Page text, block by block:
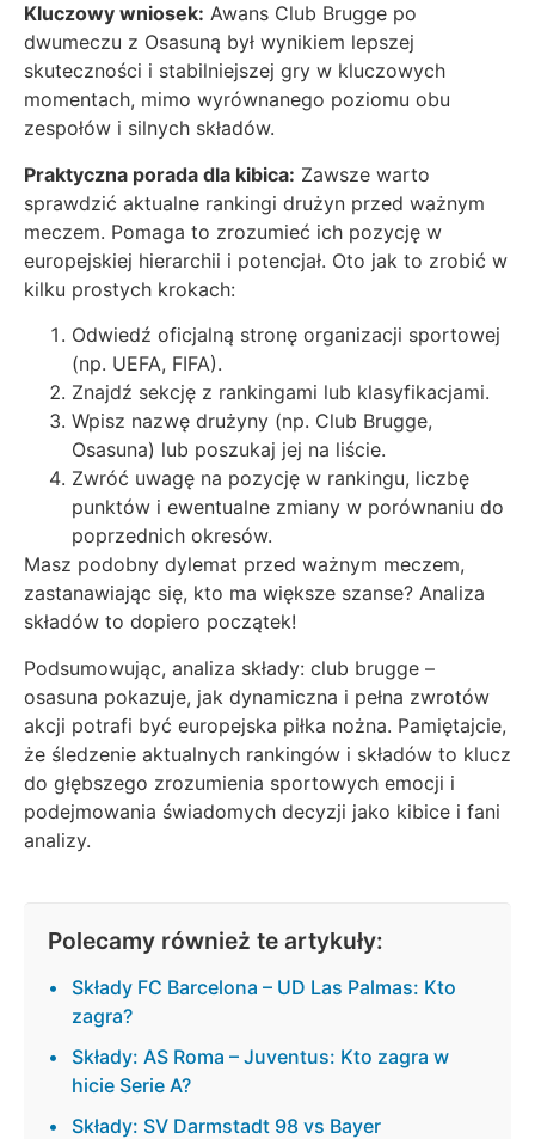
Kluczowy wniosek: Awans Club Brugge po
dwumeczu z Osasuną był wynikiem lepszej
skuteczności i stabilniejszej gry w kluczowych
momentach, mimo wyrównanego poziomu obu
zespołów i silnych składów.
Praktyczna porada dla kibica: Zawsze warto
sprawdzić aktualne rankingi drużyn przed ważnym
meczem. Pomaga to zrozumieć ich pozycję w
europejskiej hierarchii i potencjał. Oto jak to zrobić w
kilku prostych krokach:
Odwiedź oficjalną stronę organizacji sportowej
(np. UEFA, FIFA).
Znajdź sekcję z rankingami lub klasyfikacjami.
Wpisz nazwę drużyny (np. Club Brugge,
Osasuna) lub poszukaj jej na liście.
Zwróć uwagę na pozycję w rankingu, liczbę
punktów i ewentualne zmiany w porównaniu do
poprzednich okresów.
Masz podobny dylemat przed ważnym meczem,
zastanawiając się, kto ma większe szanse? Analiza
składów to dopiero początek!
Podsumowując, analiza składy: club brugge –
osasuna pokazuje, jak dynamiczna i pełna zwrotów
akcji potrafi być europejska piłka nożna. Pamiętajcie,
że śledzenie aktualnych rankingów i składów to klucz
do głębszego zrozumienia sportowych emocji i
podejmowania świadomych decyzji jako kibice i fani
analizy.
Polecamy również te artykuły:
Składy FC Barcelona – UD Las Palmas: Kto
zagra?
Składy: AS Roma – Juventus: Kto zagra w
hicie Serie A?
Składy: SV Darmstadt 98 vs Bayer